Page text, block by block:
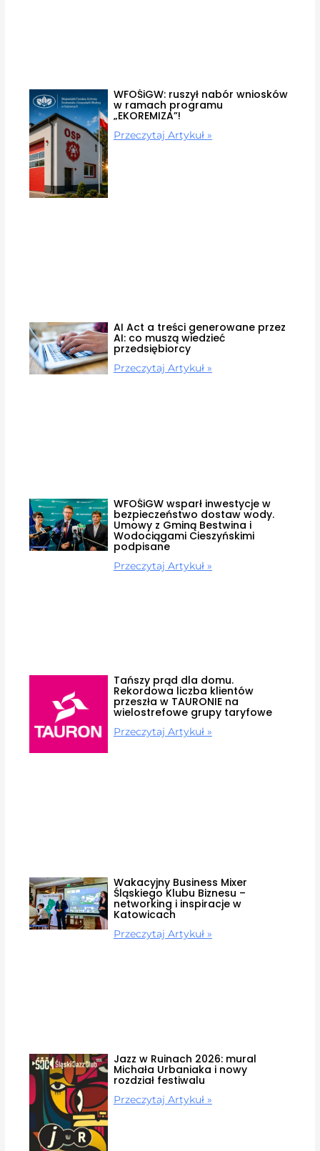
WFOŚiGW: ruszył nabór wniosków
w ramach programu
„EKOREMIZA”!
Przeczytaj Artykuł »
AI Act a treści generowane przez
AI: co muszą wiedzieć
przedsiębiorcy
Przeczytaj Artykuł »
WFOŚiGW wsparł inwestycje w
bezpieczeństwo dostaw wody.
Umowy z Gminą Bestwina i
Wodociągami Cieszyńskimi
podpisane
Przeczytaj Artykuł »
Tańszy prąd dla domu.
Rekordowa liczba klientów
przeszła w TAURONIE na
wielostrefowe grupy taryfowe
Przeczytaj Artykuł »
Wakacyjny Business Mixer
Śląskiego Klubu Biznesu –
networking i inspiracje w
Katowicach
Przeczytaj Artykuł »
Jazz w Ruinach 2026: mural
Michała Urbaniaka i nowy
rozdział festiwalu
Przeczytaj Artykuł »